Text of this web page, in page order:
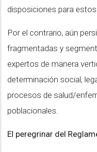
disposiciones para
Por el contrario, aún
fragmentadas y
expertos de manera
determinación social,
procesos de salud/
poblacionales.
El peregrinar del